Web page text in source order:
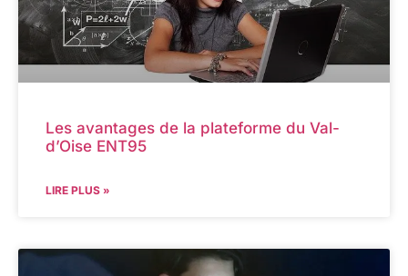
Les avantages de la plateforme du Val-
d’Oise ENT95
LIRE PLUS »